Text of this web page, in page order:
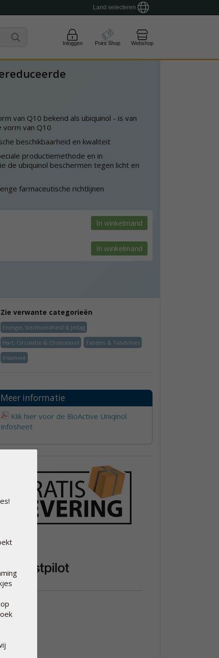
Land selecteren
Inloggen Point Shop Webshop
van Q10 bekend als ubiquinol - is van
vorm van Q10
beschikbaarheid en kwaliteit
productiemethode en in
de ubiquinol beschermen tegen licht en
farmaceutische richtlijnen
In winkelmand
In winkelmand
Zie verwante categorieën
Energie, Vermoeidheid & Jetlag
Hart, Circulatie & Cholesterol Tanden & Tandvlees
Vitamine
Meer informatie
Klik hier voor de BioActive Uniqinol
infosheet